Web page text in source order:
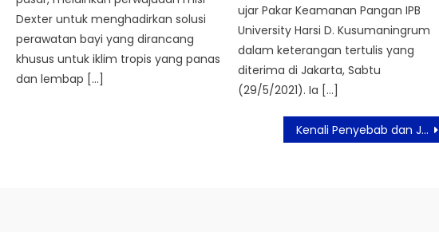
Dexter untuk menghadirkan solusi
perawatan bayi yang dirancang
khusus untuk iklim tropis yang panas
dan lembap […]
ujar Pakar Keamanan Pangan IPB
University Harsi D. Kusumaningrum
dalam keterangan tertulis yang
diterima di Jakarta, Sabtu
(29/5/2021). Ia […]
Kenali Penyebab dan Jenis Insomnia